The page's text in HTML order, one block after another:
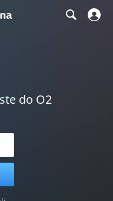
do O2